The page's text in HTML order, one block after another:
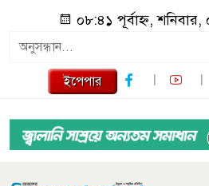
০৮:৪১ পূর্বাহ্ন,
ইপেপার